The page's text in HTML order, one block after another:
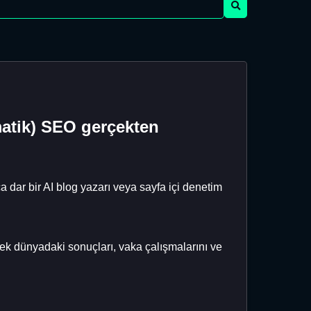
SEO gerçekten
dar bir AI blog yazarı veya sayfa içi denetim
dünyadaki sonuçları, vaka çalışmalarını ve